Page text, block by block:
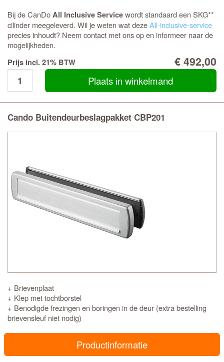
Bij de CanDoAll Inclusive Servicewordt standaard een SKG**
cilinder meegeleverd. Wil je weten wat dezeAll-inclusive-service
precies inhoudt? Neem contact met ons op en informeer naar de
mogelijkheden.
Prijs incl. 21% BTW
€ 492,00
Plaats in winkelmand
Cando Buitendeurbeslagpakket CBP201
+ Brievenplaat
+ Klep met tochtborstel
+ Benodigde frezingen en boringen in de deur (extra bestelling
brievensleuf niet nodig)
Productinformatie